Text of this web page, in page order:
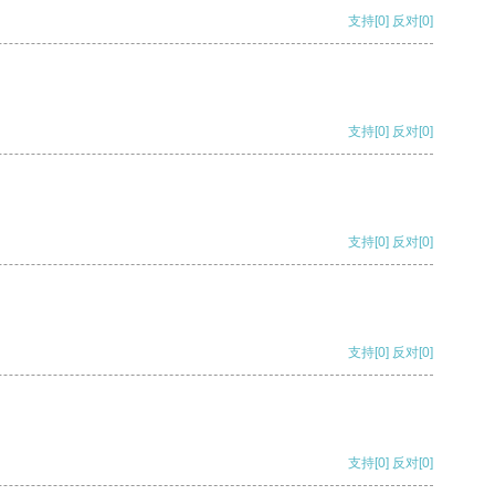
支持[0] 反对[0]
支持[0] 反对[0]
支持[0] 反对[0]
支持[0] 反对[0]
支持[0] 反对[0]